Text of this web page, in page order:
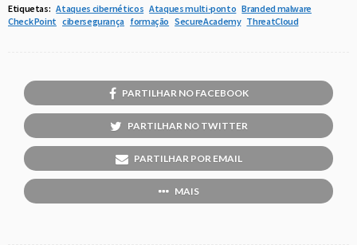
Etiquetas: Ataques cibernéticos Ataques multi-ponto Branded malware
Check Point cibersegurança formação SecureAcademy ThreatCloud
PARTILHAR NO FACEBOOK
PARTILHAR NO TWITTER
PARTILHAR POR EMAIL
MAIS